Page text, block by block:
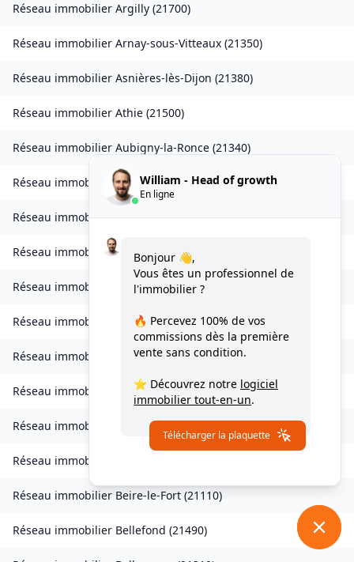
Réseau immobilier Argilly (21700)
Réseau immobilier Arnay-sous-Vitteaux (21350)
Réseau immobilier Asnières-lès-Dijon (21380)
Réseau immobilier Athie (21500)
Réseau immobilier Aubigny-la-Ronce (21340)
Réseau immobilierAubigny-lès-Sombernon(21540
Réseau immobilierAutricourt(21570)
Réseau immobilierAuvillars-sur-Saône
Réseau immobilier Auxonne(21130 )
Réseau immobilier Avot(21580)
Réseau immobilier Balot(21330)
Réseau immobilier Barbirey-sur-Ouche(21410)
Réseau immobilier Baulme-la-Roche
Réseau immobilier
Réseau immobilier Beire-le-Fort (21110)
Réseau immobilier Bellefond (21490)
William - Head of growth
En ligne
Bonjour 👋,
Vous êtes un professionnel de
l'immobilier ?
🔥 Percevez 100% de vos
commissions dès la première
vente sans condition.
⭐ Découvrez notre logiciel
immobilier tout-en-un.
Télécharger la plaquette